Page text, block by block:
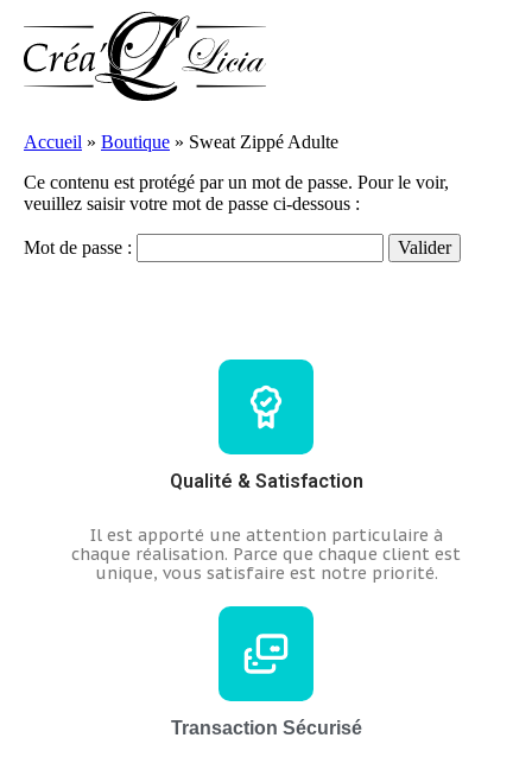
Accueil » Boutique » Sweat Zippé Adulte
Ce contenu est protégé par un mot de passe. Pour le voir,
veuillez saisir votre mot de passe ci-dessous :
Mot de passe :
Qualité & Satisfaction
Il est apporté une attention particulaire à
chaque réalisation. Parce que chaque client est
unique, vous satisfaire est notre priorité.
Transaction Sécurisé